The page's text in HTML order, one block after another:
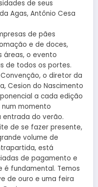
de seus
Agas, Antônio Cesa
de pães
e de doces,
áreas, o evento
de todos os portes.
o diretor da
Cesion do Nascimento
a cada edição
num momento
do verão.
de se fazer presente,
volume de
está
de pagamento e
é fundamental. Temos
de ouro e uma feira